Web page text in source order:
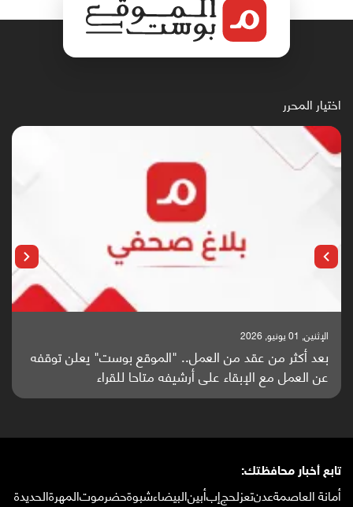
اختيار المحرر
الإثنين, 25 مايو, 2026
باحثون من اليمن يدخلون سباق أبحاث ألزهايمر بدراسة
واعدة منشورة عالميا (ترجمة)
تابع أخبار محافظتك:
أمانة العاصمةعدنتعزلحجإبأبينالبيضاءشبوةحضرموتالمهرةالحديدة